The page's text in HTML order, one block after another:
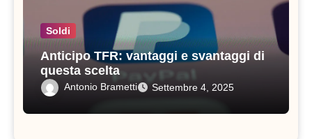
Soldi
Anticipo TFR: vantaggi e svantaggi di
questa scelta
Antonio Brametti Settembre 4, 2025